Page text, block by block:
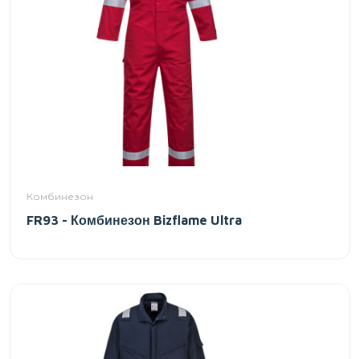
Комбинезон
FR93 - Комбинезон Bizflame Ultra